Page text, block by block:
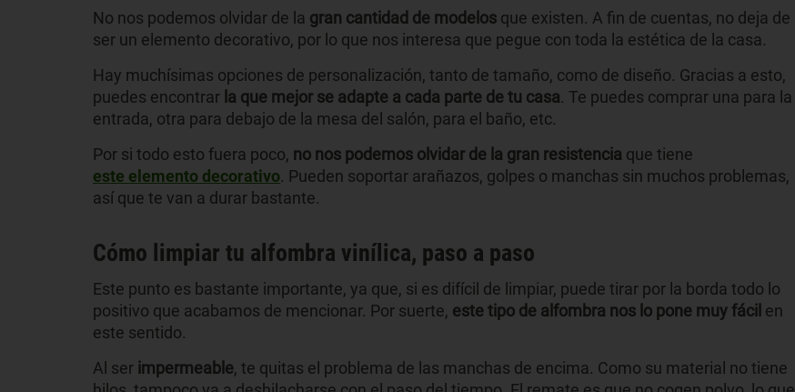
No nos podemos olvidar de la gran cantidad de modelos que existen. A fin de cuentas, no deja de
ser un elemento decorativo, por lo que nos interesa que pegue con toda la estética de la casa.
Hay muchísimas opciones de personalización, tanto de tamaño, como de diseño. Gracias a esto,
puedes encontrar la que mejor se adapte a cada parte de tu casa. Te puedes comprar una para la
entrada, otra para debajo de la mesa del salón, para el baño, etc.
Por si todo esto fuera poco, no nos podemos olvidar de la gran resistencia que tiene
este elemento decorativo. Pueden soportar arañazos, golpes o manchas sin muchos problemas,
así que te van a durar bastante.
Cómo limpiar tu alfombra vinílica, paso a paso
Este punto es bastante importante, ya que, si es difícil de limpiar, puede tirar por la borda todo lo
positivo que acabamos de mencionar. Por suerte, este tipo de alfombra nos lo pone muy fácil en
este sentido.
Al ser impermeable, te quitas el problema de las manchas de encima. Como su material no tiene